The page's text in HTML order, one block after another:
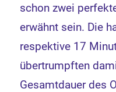
schon zwei
erwähnt sein. Die
respektive 17
übertrumpften
Gesamtdauer des